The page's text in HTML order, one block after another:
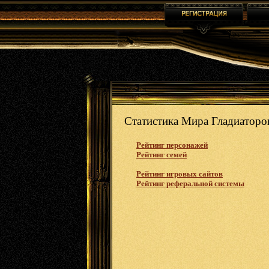
Статистика Мира
Рейтинг персонажей
Рейтинг семей
Рейтинг игровых сайтов
Рейтинг реферальной системы